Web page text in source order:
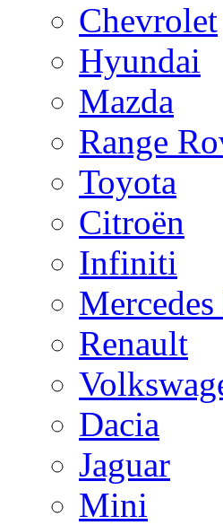
Chevrolet
Hyundai
Mazda
Range
Toyota
Citroën
Infiniti
Renault
Dacia
Jaguar
Mini